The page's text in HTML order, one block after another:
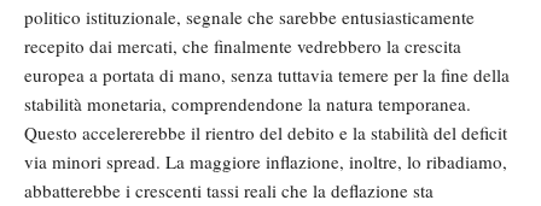
politico istituzionale, segnale che sarebbe entusiasticamente
recepito dai mercati, che finalmente vedrebbero la crescita
europea a portata di mano, senza tuttavia temere per la fine della
stabilità monetaria, comprendendone la natura temporanea.
Questo accelererebbe il rientro del debito e la stabilità del deficit
via minori spread. La maggiore inflazione, inoltre, lo ribadiamo,
abbatterebbe i crescenti tassi reali che la deflazione sta